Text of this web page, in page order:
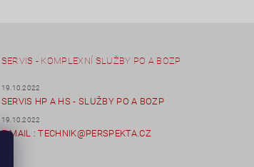
SERVIS - KOMPLEXNÍ SLUŽBY PO A BOZP
19.10.2022
SERVIS HP A HS - SLUŽBY PO A BOZP
19.10.2022
E-MAIL : TECHNIK@PERSPEKTA.CZ